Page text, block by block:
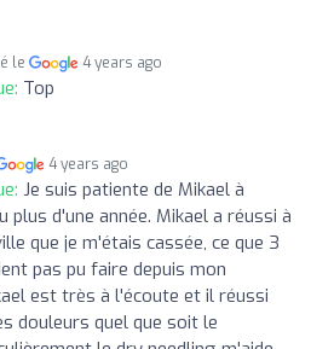
le 4 years ago
Top
4 years ago
Je suis patiente de Mikael à
plus d'une année. Mikael a réussi à
que je m'étais cassée, ce que 3
pas pu faire depuis mon
est très à l'écoute et il réussi
douleurs quel que soit le